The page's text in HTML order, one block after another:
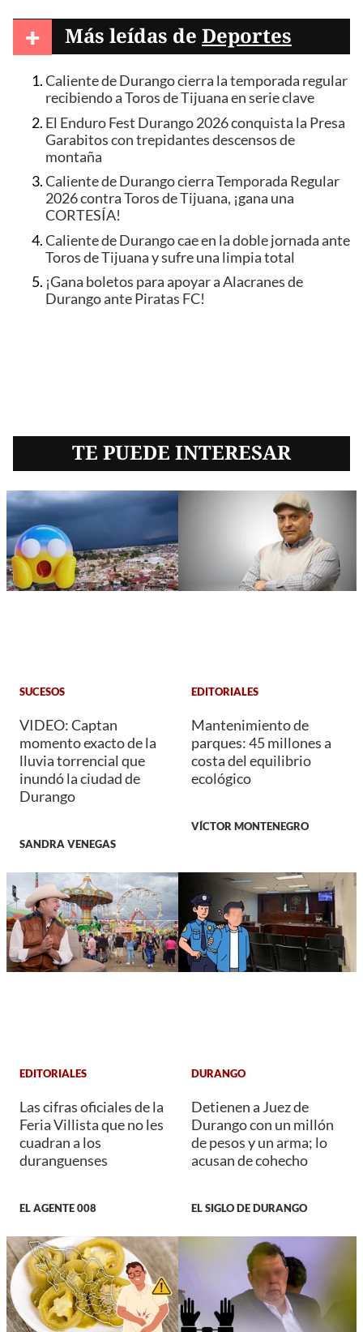
+ Más leídas de Deportes
Caliente de Durango cierra la temporada regular
recibiendo a Toros de Tijuana en serie clave
El Enduro Fest Durango 2026 conquista la Presa
Garabitos con trepidantes descensos de
montaña
Caliente de Durango cierra Temporada Regular
2026 contra Toros de Tijuana, ¡gana una
CORTESÍA!
Caliente de Durango cae en la doble jornada ante
Toros de Tijuana y sufre una limpia total
¡Gana boletos para apoyar a Alacranes de
Durango ante Piratas FC!
TE PUEDE INTERESAR
SUCESOS
VIDEO: Captan
momento exacto de la
lluvia torrencial que
inundó la ciudad de
Durango
SANDRA VENEGAS
EDITORIALES
Mantenimiento de
parques: 45 millones a
costa del equilibrio
ecológico
VÍCTOR MONTENEGRO
EDITORIALES
Las cifras oficiales de la
Feria Villista que no les
cuadran a los
duranguenses
EL AGENTE 008
DURANGO
Detienen a Juez de
Durango con un millón
de pesos y un arma; lo
acusan de cohecho
EL SIGLO DE DURANGO